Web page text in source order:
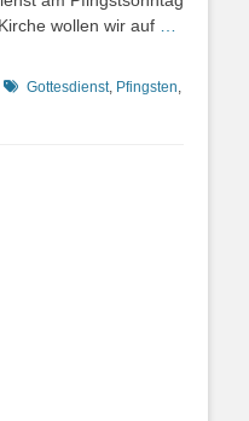
wollen wir auf
Schlagworte
Gottesdienst, Pfingsten